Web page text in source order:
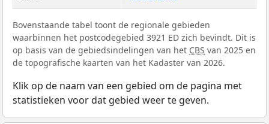
Bovenstaande tabel toont de regionale gebieden
waarbinnen het postcodegebied 3921 ED zich bevindt. Dit is
op basis van de gebiedsindelingen van het CBS van 2025 en
de topografische kaarten van het Kadaster van 2026.
Klik op de naam van een gebied om de pagina met
statistieken voor dat gebied weer te geven.